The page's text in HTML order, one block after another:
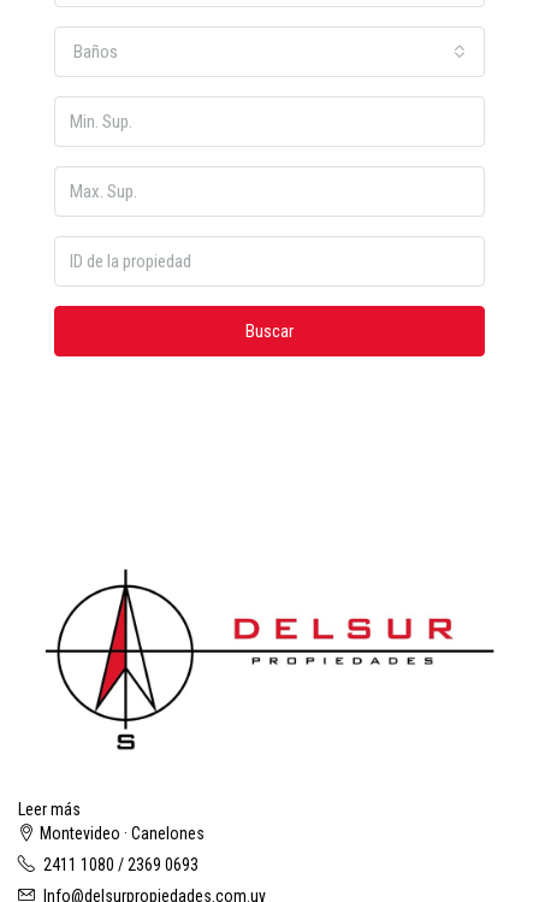
Baños
Buscar
Leer más
Montevideo · Canelones
2411 1080 / 2369 0693
Info@delsurpropiedades.com.uy